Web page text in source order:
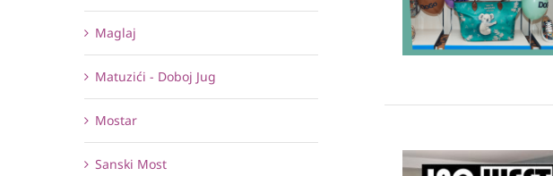
Maglaj
Matuzići - Doboj Jug
Mostar
Sanski Most